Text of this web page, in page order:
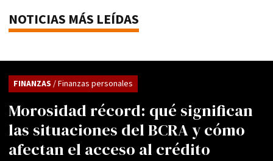
NOTICIAS MÁS LEÍDAS
Morosidad récord: qué significan
las situaciones del BCRA y cómo
afectan el acceso al crédito
FINANZAS / Finanzas personales